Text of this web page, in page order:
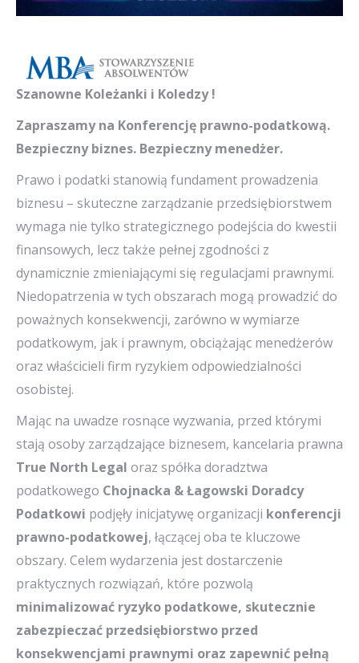
Szanowne Koleżanki i Koledzy !
Zapraszamy na Konferencję prawno-podatkową.
Bezpieczny biznes. Bezpieczny menedżer.
Prawo i podatki stanowią fundament prowadzenia
biznesu – skuteczne zarządzanie przedsiębiorstwem
wymaga nie tylko strategicznego podejścia do kwestii
finansowych, lecz także pełnej zgodności z
dynamicznie zmieniającymi się regulacjami prawnymi.
Niedopatrzenia w tych obszarach mogą prowadzić do
poważnych konsekwencji, zarówno w wymiarze
podatkowym, jak i prawnym, obciążając menedżerów
oraz właścicieli firm ryzykiem odpowiedzialności
osobistej.
Mając na uwadze rosnące wyzwania, przed którymi
stają osoby zarządzające biznesem, kancelaria prawna
True North Legal oraz spółka doradztwa
podatkowego Chojnacka & Łagowski Doradcy
Podatkowi podjęły inicjatywę organizacji konferencji
prawno-podatkowej, łączącej oba te kluczowe
obszary. Celem wydarzenia jest dostarczenie
praktycznych rozwiązań, które pozwolą
minimalizować ryzyko podatkowe, skutecznie
zabezpieczać przedsiębiorstwo przed
konsekwencjami prawnymi oraz zapewnić pełną